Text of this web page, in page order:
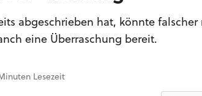
abgeschrieben hat, könnte
eine Überraschung bereit.
Lesezeit